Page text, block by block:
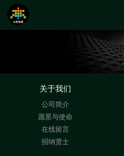
关于我们
公司简介
愿景与使命
在线留言
招纳贤士